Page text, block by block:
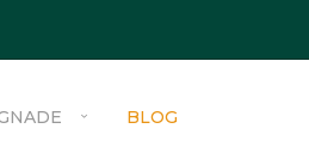
BLOG